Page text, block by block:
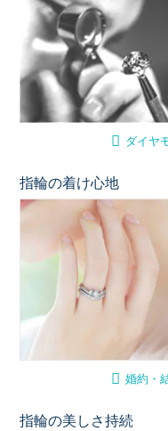
ダイヤ
指輪の着け心地
婚約・
指輪の美しさ持続